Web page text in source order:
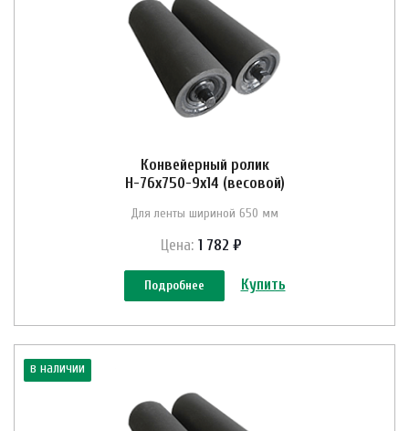
Конвейерный ролик
Н-76х750-9х14 (весовой)
Для ленты шириной 650 мм
Цена: 1 782 ₽
Подробнее Купить
в наличии